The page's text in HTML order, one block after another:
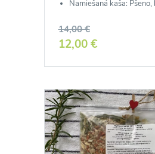
Namiešaná kaša:
14,00 €
12,00 €